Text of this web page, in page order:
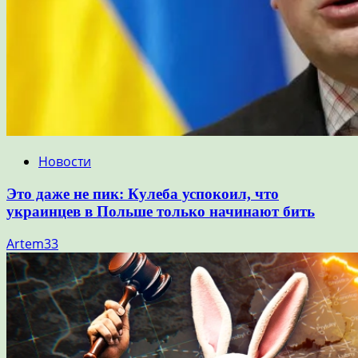
Новости
Это даже не пик: Кулеба успокоил, что
украинцев в Польше только начинают бить
Artem33